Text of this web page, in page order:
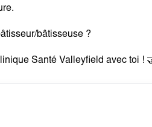
bâtisseuse ?
Santé Valleyfield avec toi !